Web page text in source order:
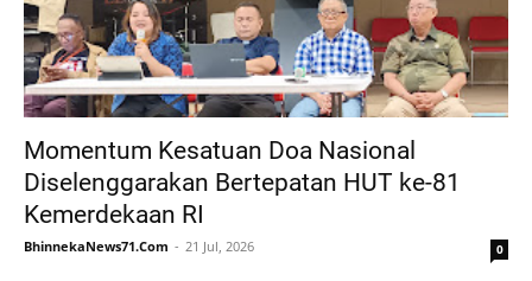
Momentum Kesatuan Doa Nasional
Diselenggarakan Bertepatan HUT ke-81
Kemerdekaan RI
BhinnekaNews71.Com 21 Jul, 2026 0